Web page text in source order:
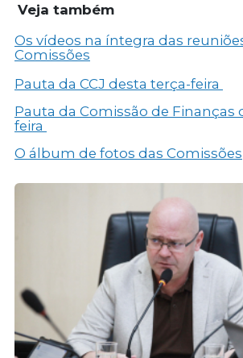
Veja também
Os vídeos na íntegra das
Comissões
Pauta da CCJ desta terça-feira
Pauta da Comissão de Finanças
feira
O álbum de fotos das Comissões